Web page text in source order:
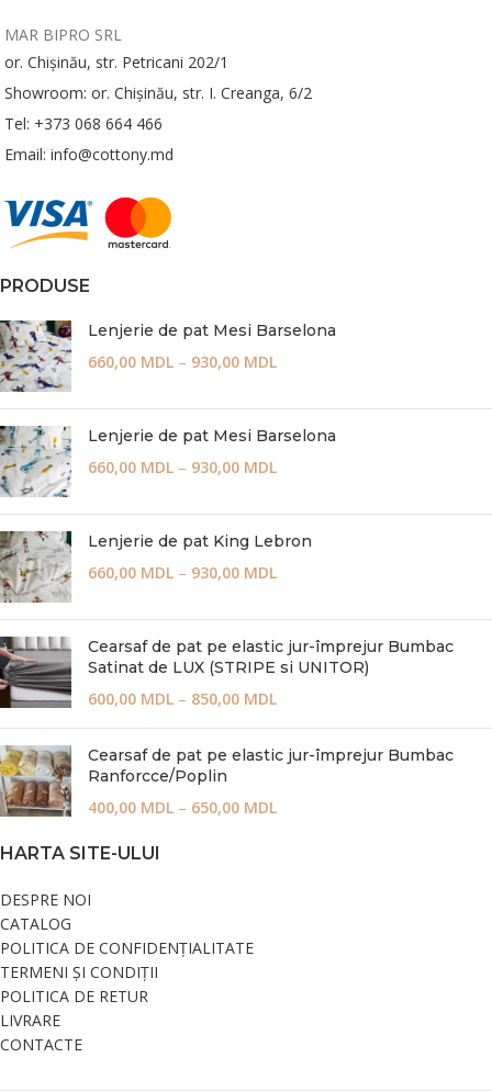
MAR BIPRO SRL
or. Chișinău, str. Petricani 202/1
Showroom: or. Chișinău, str. I. Creanga, 6/2
Tel: +373 068 664 466
Email: info@cottony.md
PRODUSE
Lenjerie de pat Mesi Barselona
660,00 MDL – 930,00 MDL
Lenjerie de pat Mesi Barselona
660,00 MDL – 930,00 MDL
Lenjerie de pat King Lebron
660,00 MDL – 930,00 MDL
Cearsaf de pat pe elastic jur-împrejur Bumbac
Satinat de LUX (STRIPE si UNITOR)
600,00 MDL – 850,00 MDL
Cearsaf de pat pe elastic jur-împrejur Bumbac
Ranforcce/Poplin
400,00 MDL – 650,00 MDL
HARTA SITE-ULUI
DESPRE NOI
CATALOG
POLITICA DE CONFIDENȚIALITATE
TERMENI ȘI CONDIȚII
POLITICA DE RETUR
LIVRARE
CONTACTE